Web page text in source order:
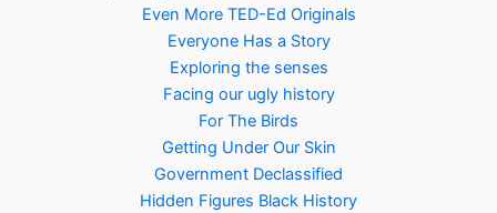
Even More TED-Ed Originals
Everyone Has a Story
Exploring the senses
Facing our ugly history
For The Birds
Getting Under Our Skin
Government Declassified
Hidden Figures Black History